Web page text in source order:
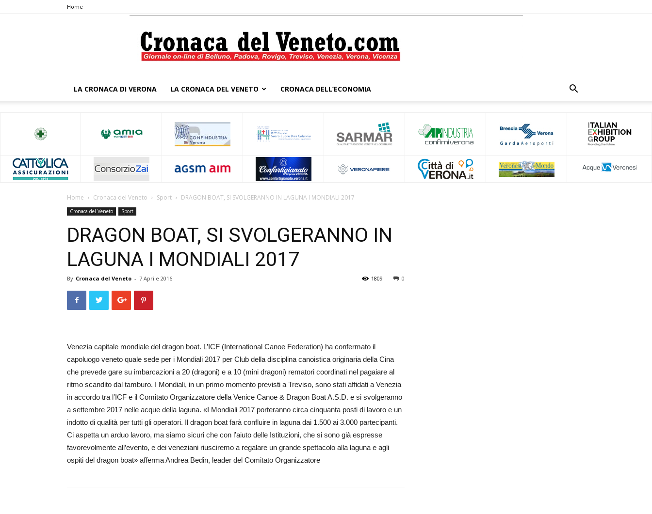
Home
Veneto
LA CRONACA DI VERONA LA CRONACA DEL VENETO CRONACA DELL’ECONOMIA
Home Cronaca del Veneto Sport DRAGON BOAT, SI SVOLGERANNO IN LAGUNA I MONDIALI 2017
Cronaca del Veneto Sport
DRAGON BOAT, SI SVOLGERANNO IN
LAGUNA I MONDIALI 2017
By Cronaca del Veneto - 7 Aprile 2016 0
1809
Venezia capitale mondiale del dragon boat. L’ICF (International Canoe Federation) ha confermato il
capoluogo veneto quale sede per i Mondiali 2017 per Club della disciplina canoistica originaria della Cina
che prevede gare su imbarcazioni a 20 (dragoni) e a 10 (mini dragoni) rematori coordinati nel pagaiare al
ritmo scandito dal tamburo. I Mondiali, in un pri­mo momento previsti a Treviso, sono stati affidati a Venezia
in accordo tra l’ICF e il Comitato Organizzatore della Venice Ca­noe & Dragon Boat A.S.D. e si svolgeranno
a settembre 2017 nelle acque della laguna. «I Mondiali 2017 porteranno circa cinquanta posti di lavoro e un
indotto di qualità per tutti gli operatori. Il dragon boat farà confluire in laguna dai 1.500 ai 3.000 partecipanti.
Ci aspetta un arduo lavoro, ma siamo sicuri che con l’aiuto delle Istituzioni, che si sono già espresse
favorevolmente all’e­vento, e dei veneziani riusciremo a regalare un grande spettacolo alla laguna e agli
ospiti del dragon boat» afferma Andrea Bedin, leader del Comitato Organizzatore